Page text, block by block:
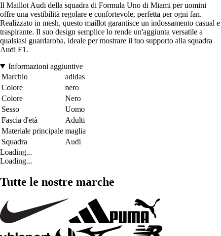
Il Maillot Audi della squadra di Formula Uno di Miami per uomini
offre una vestibilità regolare e confortevole, perfetta per ogni fan.
Realizzato in mesh, questo maillot garantisce un indossamento casual e
traspirante. Il suo design semplice lo rende un'aggiunta versatile a
qualsiasi guardaroba, ideale per mostrare il tuo supporto alla squadra
Audi F1.
Informazioni aggiuntive
Marchio
adidas
Colore
nero
Colore
Nero
Sesso
Uomo
Fascia d'età
Adulti
Materiale principale maglia
Squadra
Audi
Loading...
Loading...
Tutte le nostre marche